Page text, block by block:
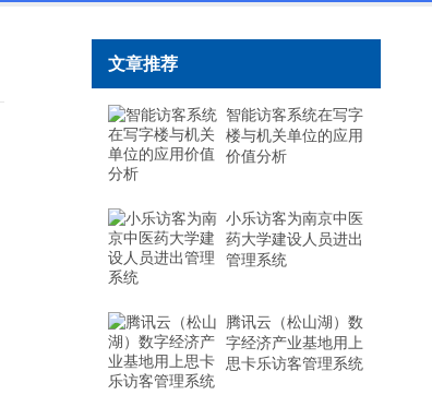
文章推荐
智能访客系统在写字
楼与机关单位的应用
价值分析
小乐访客为南京中医
药大学建设人员进出
管理系统
腾讯云（松山湖）数
字经济产业基地用上
思卡乐访客管理系统